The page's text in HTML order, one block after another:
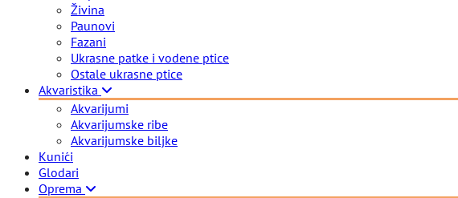
Živina
Paunovi
Fazani
Ukrasne patke i vodene ptice
Ostale ukrasne ptice
Akvaristika
Akvarijumi
Akvarijumske ribe
Akvarijumske biljke
Kunići
Glodari
Oprema